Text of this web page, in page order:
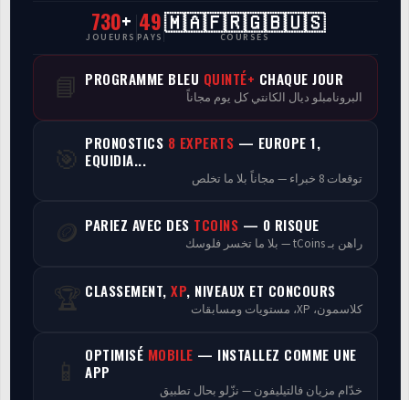
CasaCourses Pro
Resultats/Rapport CPCs
Discussion
Programmes
730+
JOUEURS
49
PAYS
🇲🇦🇫🇷🇬🇧🇺🇸
COURSES
📘 PROGRAMME BLEU QUINTÉ+ CHAQUE JOUR
البرونامبلو ديال الكانتي كل يوم مجاناً
🎯 PRONOSTICS 8 EXPERTS — EUROPE 1,
EQUIDIA...
توقعات 8 خبراء — مجاناً بلا ما تخلص
🪙 PARIEZ AVEC DES TCOINS — 0 RISQUE
راهن بـ tCoins — بلا ما تخسر فلوسك
🏆 CLASSEMENT, XP, NIVEAUX ET CONCOURS
كلاسمون، XP، مستويات ومسابقات
📱 OPTIMISÉ MOBILE — INSTALLEZ COMME UNE
APP
خدّام مزيان فالتيليفون — نزّلو بحال تطبيق